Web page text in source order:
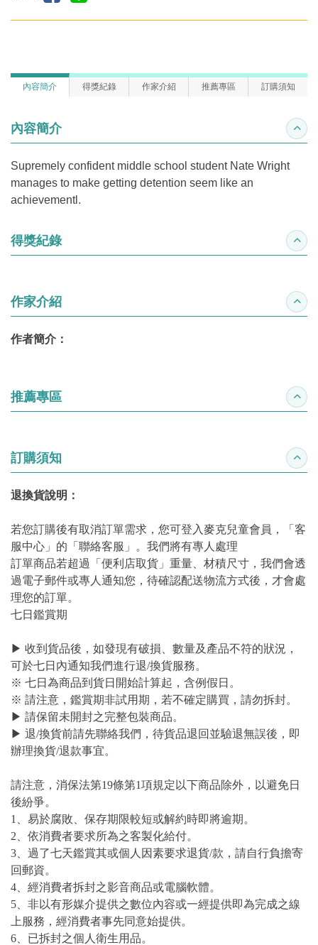
內容簡介 得獎紀錄 作家介紹 推薦專區 訂購須知
內容簡介 收合
Supremely confident middle school student Nate Wright
manages to make getting detention seem like an
achievementl.
得獎紀錄 收合
作家介紹 收合
作者簡介：
推薦專區 收合
訂購須知 收合
退換貨說明：
若您訂購後有取消訂單需求，您可登入麥克兒童會員，「客
服中心」的「聯絡客服」。我們將有專人處理
訂單商品若超過「便利店取貨」重量、材積尺寸，我們會透
過電子郵件或專人通知您，待確認配送物流方式後，才會處
理您的訂單。
七日鑑賞期
▶ 收到貨品後，如發現有破損、數量及產品不符的狀況，
可於七日內通知我們進行退/換貨服務。
※ 七日為商品到貨日開始計算起，含例假日。
※ 請注意，鑑賞期非試用期，若不確定購買，請勿拆封。
▶ 請保留未開封之完整包裝商品。
▶ 退/換貨前請先聯絡我們，待貨品退回並驗退無誤後，即
辦理換貨/退款事宜。
請注意，消保法第19條第1項規定以下商品除外，以避免日
後紛爭。
1、易於腐敗、保存期限較短或解約時即將逾期。
2、依消費者要求所為之客製化給付。
3、過了七天鑑賞其或個人因素要求退貨/款，請自行負擔寄
回郵資。
4、經消費者拆封之影音商品或電腦軟體。
5、非以有形媒介提供之數位內容或一經提供即為完成之線
上服務，經消費者事先同意始提供。
6、已拆封之個人衛生用品。